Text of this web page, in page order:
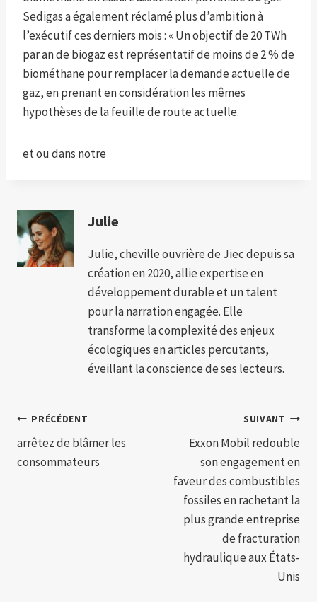
Sedigas a également réclamé plus d’ambition à
l’exécutif ces derniers mois : « Un objectif de 20 TWh
par an de biogaz est représentatif de moins de 2 % de
biométhane pour remplacer la demande actuelle de
gaz, en prenant en considération les mêmes
hypothèses de la feuille de route actuelle.
etou dans notre
Julie
Julie, cheville ouvrière de Jiec depuis sa
création en 2020, allie expertise en
développement durable et un talent
pour la narration engagée. Elle
transforme la complexité des enjeux
écologiques en articles percutants,
éveillant la conscience de ses lecteurs.
Navigation
de
PRÉCÉDENT
arrêtez de blâmer les
consommateurs
SUIVANT
Exxon Mobil redouble
son engagement en
faveur des combustibles
fossiles en rachetant la
plus grande entreprise
de fracturation
hydraulique aux États-
Unis